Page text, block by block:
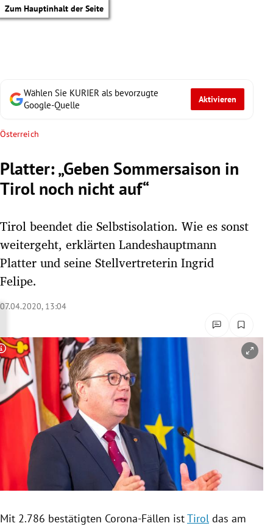
Zum Hauptinhalt der Seite
Untermenü
Untermenü
Untermenü
Untermenü
Untermenü
Untermenü
Untermenü
Untermenü
Untermenü
Untermenü
Wählen Sie KURIER als bevorzugte
Google-Quelle
Aktivieren
Österreich
Platter: „Geben Sommersaison in
Tirol noch nicht auf“
Tirol beendet die Selbstisolation. Wie es sonst
weitergeht, erklärten Landeshauptmann
Platter und seine Stellvertreterin Ingrid
Felipe.
07.04.2020, 13:04
Copyright-Hinweis öffnen/schließen
Mit 2.786 bestätigten Corona-Fällen istTirol das am